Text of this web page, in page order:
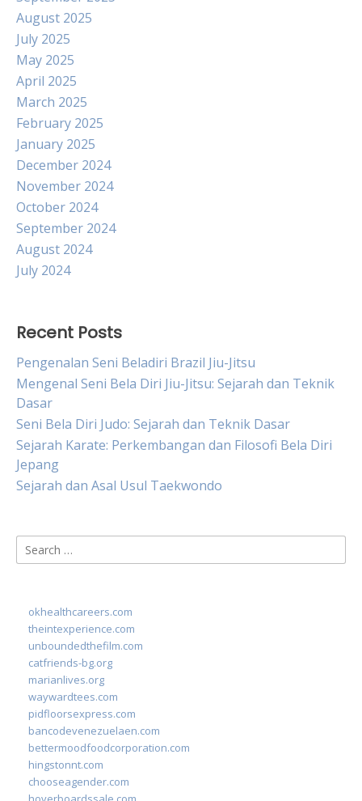
August 2025
July 2025
May 2025
April 2025
March 2025
February 2025
January 2025
December 2024
November 2024
October 2024
September 2024
August 2024
July 2024
Recent Posts
Pengenalan Seni Beladiri Brazil Jiu-Jitsu
Mengenal Seni Bela Diri Jiu-Jitsu: Sejarah dan Teknik
Dasar
Seni Bela Diri Judo: Sejarah dan Teknik Dasar
Sejarah Karate: Perkembangan dan Filosofi Bela Diri
Jepang
Sejarah dan Asal Usul Taekwondo
Search
for:
okhealthcareers.com
theintexperience.com
unboundedthefilm.com
catfriends-bg.org
marianlives.org
waywardtees.com
pidfloorsexpress.com
bancodevenezuelaen.com
bettermoodfoodcorporation.com
hingstonnt.com
chooseagender.com